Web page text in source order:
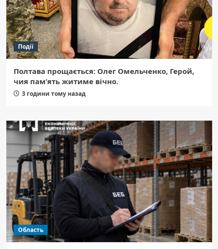
Події
Полтава прощається: Олег Омельченко, Герой,
чия пам’ять житиме вічно.
3 години тому назад
Область